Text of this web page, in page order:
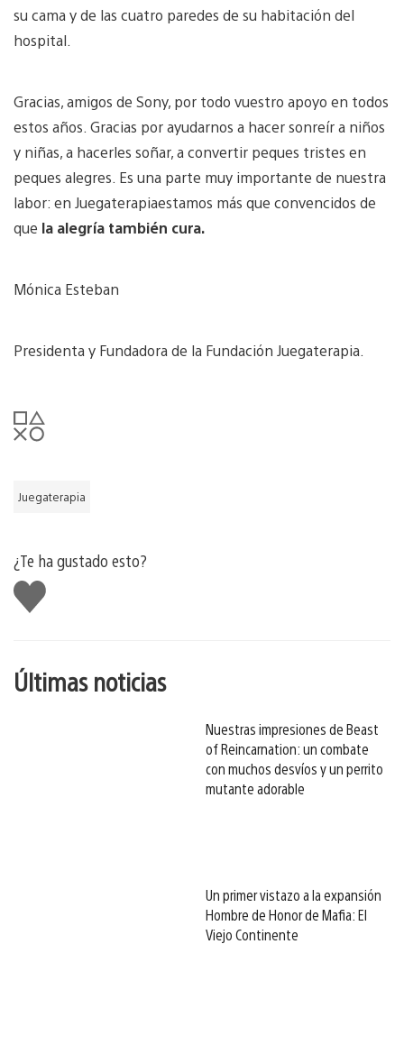
su cama y de las cuatro paredes de su habitación del
hospital.
Gracias, amigos de Sony, por todo vuestro apoyo en todos
estos años. Gracias por ayudarnos a hacer sonreír a niños
y niñas, a hacerles soñar, a convertir peques tristes en
peques alegres. Es una parte muy importante de nuestra
labor: en Juegaterapiaestamos más que convencidos de
que la alegría también cura.
Mónica Esteban
Presidenta y Fundadora de la Fundación Juegaterapia.
Juegaterapia
¿Te ha gustado esto?
Me
gusta
esto
Últimas noticias
Nuestras impresiones de Beast
of Reincarnation: un combate
con muchos desvíos y un perrito
mutante adorable
Un primer vistazo a la expansión
Hombre de Honor de Mafia: El
Viejo Continente